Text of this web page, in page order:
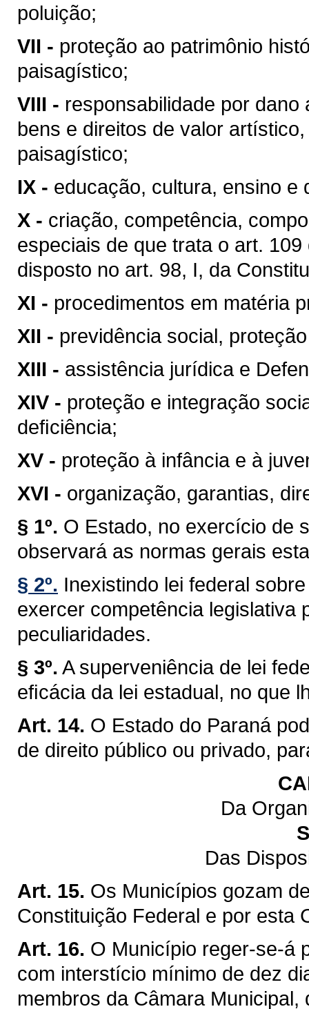
poluição;
VII - proteção ao patrimônio
paisagístico;
VIII - responsabilidade por
bens e direitos de valor
paisagístico;
IX - educação, cultura, ensino e
X - criação, competência,
especiais de que trata o art.
disposto no art. 98, I, da
XI - procedimentos em matéria
XII - previdência social,
XIII - assistência jurídica e
XIV - proteção e integração
deﬁciência;
XV - proteção à infância e à
XVI - organização, garantias,
§ 1º. O Estado, no exercício de
observará as normas gerais
§ 2º. Inexistindo lei federal
exercer competência legislativa
peculiaridades.
§ 3º. A superveniência de lei
eﬁcácia da lei estadual, no que
Art. 14. O Estado do Paraná
de direito público ou privado,
Da
Das
Art. 15. Os Municípios gozam
Constituição Federal e por esta
Art. 16. O Município reger-se-á
com interstício mínimo de dez
membros da Câmara